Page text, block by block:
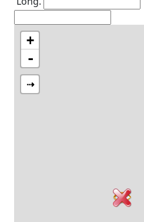
+
-
⇢